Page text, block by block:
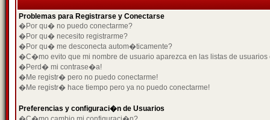
Problemas para Registrarse y Conectarse
�Por qu� no puedo conectarme?
�Por qu� necesito registrarme?
�Por qu� me desconecta autom�ticamente?
�C�mo evito que mi nombre de usuario aparezca en las listas de usuarios
�Perd� mi contrase�a!
�Me registr� pero no puedo conectarme!
�Me registr� hace tiempo pero ya no puedo conectarme!
Preferencias y configuraci�n de Usuarios